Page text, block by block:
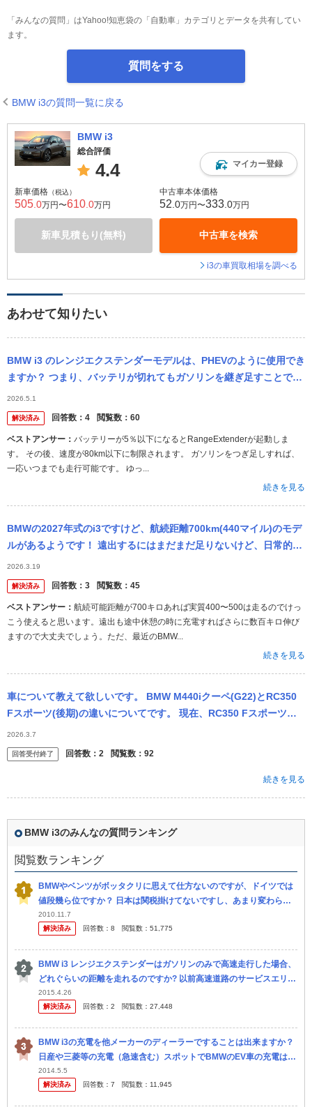
「みんなの質問」はYahoo!知恵袋の「自動車」カテゴリとデータを共有してい
ます。
質問をする
BMW i3の質問一覧に戻る
BMW i3
総合評価
4.4 マイカー登録
新車価格 （税込）
505 .0万円〜610 .0万円
新車見積もり(無料)
中古車本体価格
52 .0万円〜333 .0万円
中古車を検索
i3の車買取相場を調べる
あわせて知りたい
BMW i3 のレンジエクステンダーモデルは、PHEVのように使用でき
ますか？ つまり、バッテリが切れてもガソリンを継ぎ足すことで、
ガソリンからバッテリに発電・充電して永遠と走行できますか？ ...
2026.5.1
解決済み 回答数： 4 閲覧数： 60
ベストアンサー： バッテリーが5％以下になるとRangeExtenderが起動しま
す。 その後、速度が80km以下に制限されます。 ガソリンをつぎ足しすれば、
一応いつまでも走行可能です。 ゆっ...
続きを見る
BMWの2027年式のi3ですけど、航続距離700km(440マイル)のモデ
ルがあるようです！ 遠出するにはまだまだ足りないけど、日常的な
用事を足す目的に乗る分には充分な性能だと言えそうです！ しか
2026.3.19
解決済み 回答数： 3 閲覧数： 45
ベストアンサー： 航続可能距離が700キロあれば実質400〜500は走るのでけっ
こう使えると思います。遠出も途中休憩の時に充電すればさらに数百キロ伸び
ますので大丈夫でしょう。ただ、最近のBMW...
続きを見る
車について教えて欲しいです。 BMW M440iクーペ(G22)とRC350
Fスポーツ(後期)の違いについてです。 現在、RC350 Fスポーツを
購入検討しています。 以前はM440iに乗...
2026.3.7
回答受付終了 回答数： 2 閲覧数： 92
続きを見る
BMW i3のみんなの質問ランキング
閲覧数ランキング
BMWやベンツがボッタクリに思えて仕方ないのですが、ドイツでは
値段幾ら位ですか？ 日本は関税掛けてないですし、あまり変わらな
いのでしょうか？ 例えばベンツCクラス…3リッター 270馬力 で63...
2010.11.7
解決済み
回答数： 8 閲覧数： 51,775
BMW i3 レンジエクステンダーはガソリンのみで高速走行した場合、
どれぐらいの距離を走れるのですか? 以前高速道路のサービスエリア
でアウトランダーPHEVの充電待ちをしているi3（発電機付き）...
2015.4.26
解決済み
回答数： 2 閲覧数： 27,448
BMW i3の充電を他メーカーのディーラーですることは出来ますか？
日産や三菱等の充電（急速含む）スポットでBMWのEV車の充電は出
来るのでしょうか？ 出来たとしても、ヒンシュクの中ですることに...
2014.5.5
解決済み
回答数： 7 閲覧数： 11,945